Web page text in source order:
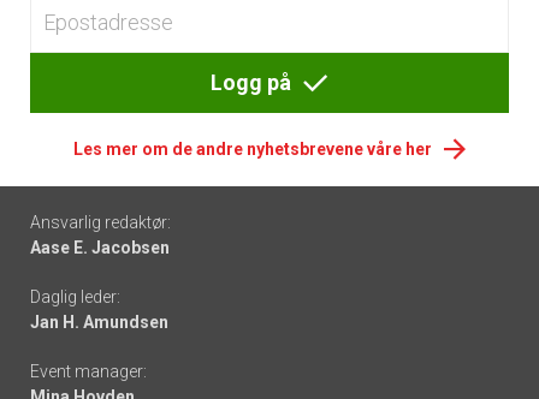
Logg på
Les mer om de andre nyhetsbrevene våre her
Footer
-
links
Ansvarlig redaktør:
Aase E. Jacobsen
Daglig leder:
Jan H. Amundsen
Event manager: